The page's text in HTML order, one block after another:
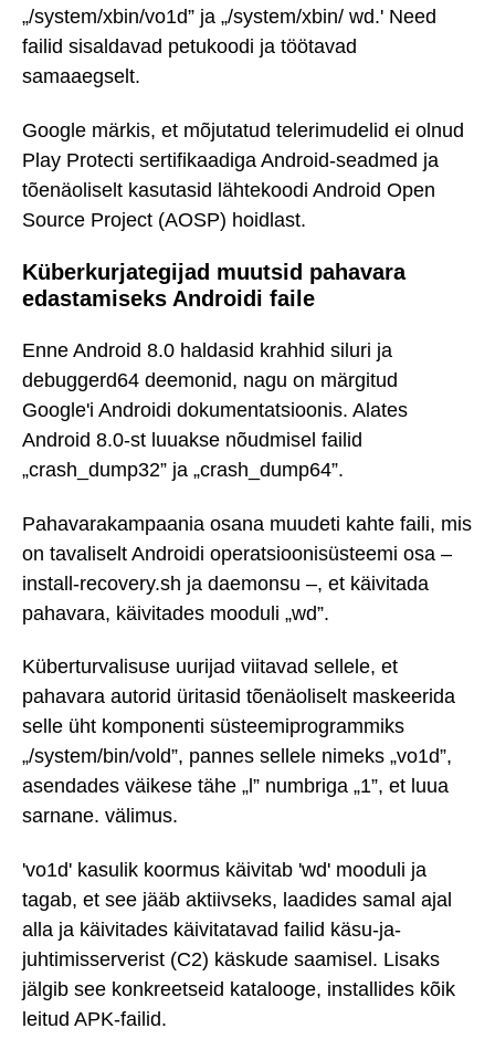
„/system/xbin/vo1d” ja „/system/xbin/ wd.' Need
failid sisaldavad petukoodi ja töötavad
samaaegselt.
Google märkis, et mõjutatud telerimudelid ei olnud
Play Protecti sertifikaadiga Android-seadmed ja
tõenäoliselt kasutasid lähtekoodi Android Open
Source Project (AOSP) hoidlast.
Küberkurjategijad muutsid pahavara
edastamiseks Androidi faile
Enne Android 8.0 haldasid krahhid siluri ja
debuggerd64 deemonid, nagu on märgitud
Google'i Androidi dokumentatsioonis. Alates
Android 8.0-st luuakse nõudmisel failid
„crash_dump32” ja „crash_dump64”.
Pahavarakampaania osana muudeti kahte faili, mis
on tavaliselt Androidi operatsioonisüsteemi osa –
install-recovery.sh ja daemonsu –, et käivitada
pahavara, käivitades mooduli „wd”.
Küberturvalisuse uurijad viitavad sellele, et
pahavara autorid üritasid tõenäoliselt maskeerida
selle üht komponenti süsteemiprogrammiks
„/system/bin/vold”, pannes sellele nimeks „vo1d”,
asendades väikese tähe „l” numbriga „1”, et luua
sarnane. välimus.
'vo1d' kasulik koormus käivitab 'wd' mooduli ja
tagab, et see jääb aktiivseks, laadides samal ajal
alla ja käivitades käivitatavad failid käsu-ja-
juhtimisserverist (C2) käskude saamisel. Lisaks
jälgib see konkreetseid katalooge, installides kõik
leitud APK-failid.